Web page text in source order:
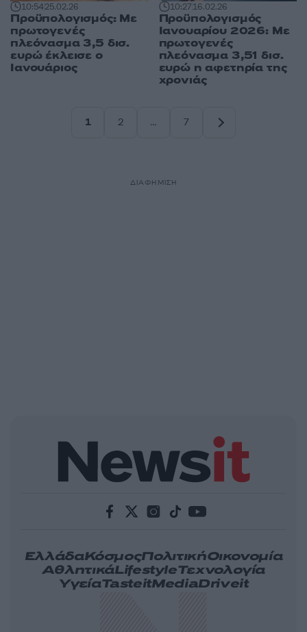
10:5425.02.26
Προϋπολογισμός: Με
πρωτογενές
πλεόνασμα 3,5 δισ.
ευρώ έκλεισε ο
Ιανουάριος
10:2716.02.26
Προϋπολογισμός
Ιανουαρίου 2026: Με
πρωτογενές
πλεόνασμα 3,51 δισ.
ευρώ η αφετηρία της
χρονιάς
1
2
…
7
ΔΙΑΦΗΜΙΣΗ
ΕλλάδαΚόσμοςΠολιτικήΟικονομία
ΑθλητικάLifestyleΤεχνολογία
ΥγείαTasteitMediaDriveit